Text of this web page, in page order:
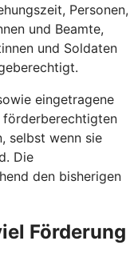
Personen,
und Beamte,
und Soldaten
eingetragene
förderberechtigten
selbst wenn sie
Die
den bisherigen
Förderung